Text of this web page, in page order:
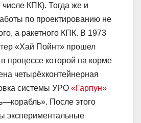
числе КПК). Тогда же и
по проектированию не
а ракетного КПК. В 1973
«Хай Пойнт» прошел
процессе которой на корме
четырёхконтейнерная
системы УРО «Гарпун»
После этого
экспериментальные